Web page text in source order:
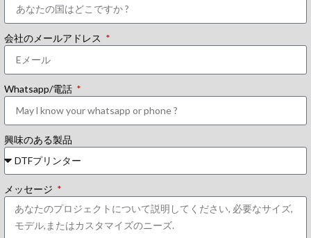
会社のメールアドレス
Whatsapp/電話
興味のある製品
メッセージ